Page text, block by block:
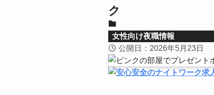
ク
女性向け夜職情報
公開日：2026年5月23日